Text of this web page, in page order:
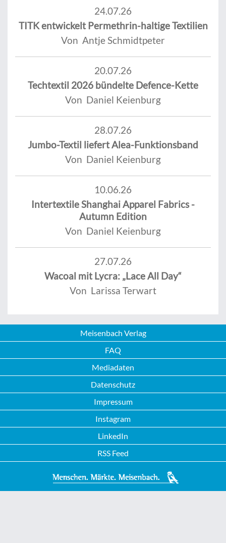
24.07.26
TITK entwickelt Permethrin-haltige Textilien
Von Antje Schmidtpeter
20.07.26
Techtextil 2026 bündelte Defence-Kette
Von Daniel Keienburg
28.07.26
Jumbo-Textil liefert Alea-Funktionsband
Von Daniel Keienburg
10.06.26
Intertextile Shanghai Apparel Fabrics -
Autumn Edition
Von Daniel Keienburg
27.07.26
Wacoal mit Lycra: „Lace All Day“
Von Larissa Terwart
Meisenbach Verlag
FAQ
Mediadaten
Datenschutz
Impressum
Instagram
LinkedIn
RSS Feed